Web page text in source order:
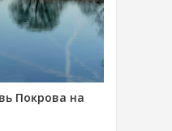
Покрова на